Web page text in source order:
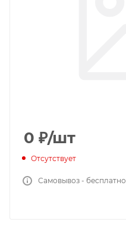
0 ₽/шт
Отсутствует
Самовывоз - бесплатно